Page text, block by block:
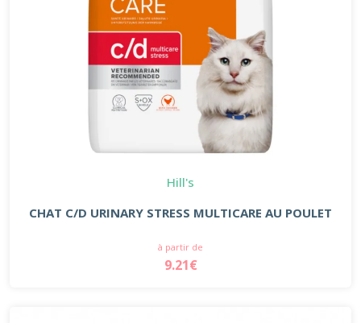
Hill's
CHAT C/D URINARY STRESS MULTICARE AU POULET
à partir de
9.21€